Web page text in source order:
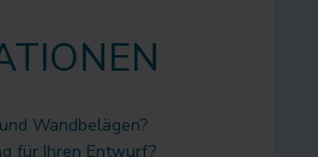
Wandbelägen?
für Ihren Entwurf?